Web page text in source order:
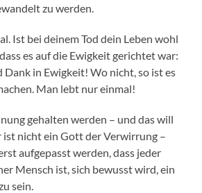
zu werden.
Ist bei deinem Tod dein Leben wohl
es auf die Ewigkeit gerichtet war:
in Ewigkeit! Wo nicht, so ist es
Man lebt nur einmal!
gehalten werden – und das will
ist nicht ein Gott der Verwirrung –
aufgepasst werden, dass jeder
Mensch ist, sich bewusst wird, ein
sein.